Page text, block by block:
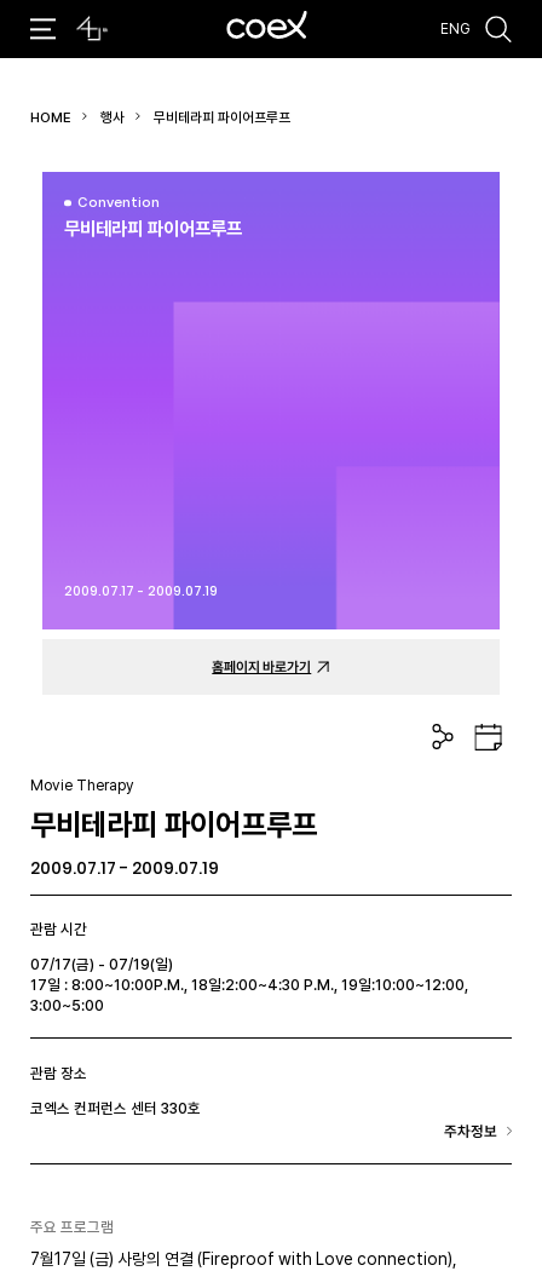
#코엑스 전시 #행사 #주차안내
ENG
HOME 행사 무비테라피 파이어프루프
Convention
무비테라피 파이어프루프
2009.07.17 - 2009.07.19
홈페이지 바로가기
공
유
구
글
Movie Therapy
무비테라피 파이어프루프
2009.07.17 - 2009.07.19
관람 시간
07/17(금) - 07/19(일)
17일 : 8:00~10:00P.M., 18일:2:00~4:30 P.M., 19일:10:00~12:00,
3:00~5:00
관람 장소
코엑스 컨퍼런스 센터 330호
주차정보
주요 프로그램
7월17일 (금) 사랑의 연결 (Fireproof with Love connection),